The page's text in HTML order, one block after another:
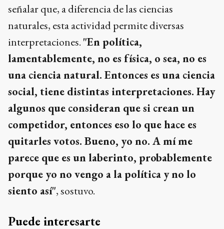
señalar que, a diferencia de las ciencias
naturales, esta actividad permite diversas
interpretaciones. "En política,
lamentablemente, no es física, o sea, no es
una ciencia natural. Entonces es una ciencia
social, tiene distintas interpretaciones. Hay
algunos que consideran que si crean un
competidor, entonces eso lo que hace es
quitarles votos. Bueno, yo no. A mí me
parece que es un laberinto, probablemente
porque yo no vengo a la política y no lo
siento así", sostuvo.
Puede interesarte